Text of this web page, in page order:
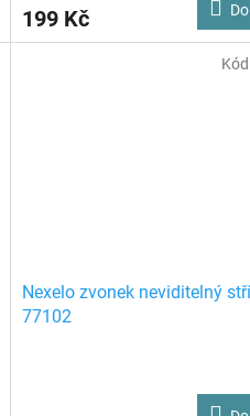
199 Kč
Nexelo zvonek neviditelný
77102